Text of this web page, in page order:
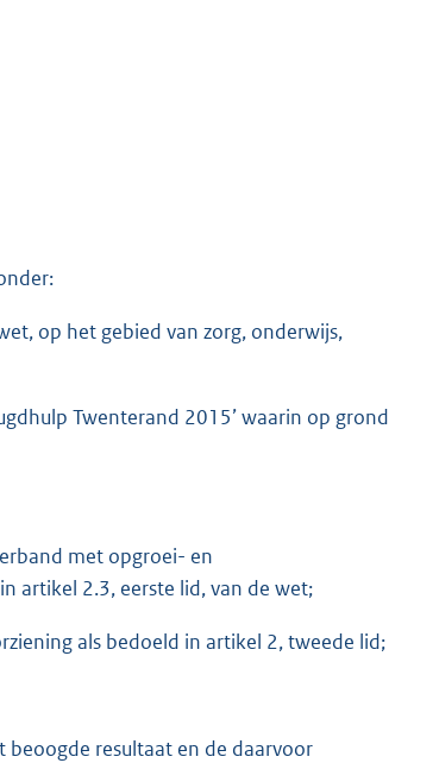
op het gebied van zorg, onderwijs,
Twenterand 2015’ waarin op grond
met opgroei- en
artikel 2.3, eerste lid, van de wet;
als bedoeld in artikel 2, tweede lid;
resultaat en de daarvoor